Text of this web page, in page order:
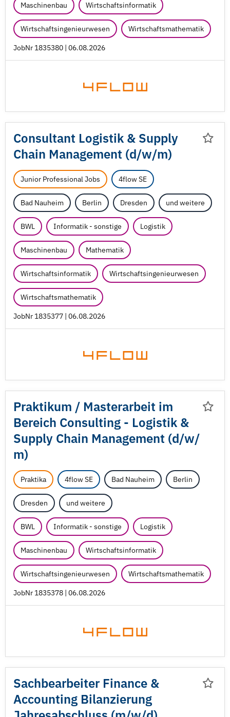
Maschinenbau Wirtschaftsinformatik
Wirtschaftsingenieurwesen Wirtschaftsmathematik
JobNr 1835380 | 06.08.2026
Consultant Logistik & Supply
Chain Management (d/w/m)
Junior Professional Jobs 4flow SE
Bad Nauheim Berlin Dresden und weitere
BWL Informatik - sonstige Logistik
Maschinenbau Mathematik
Wirtschaftsinformatik Wirtschaftsingenieurwesen
Wirtschaftsmathematik
JobNr 1835377 | 06.08.2026
Praktikum / Masterarbeit im
Bereich Consulting - Logistik &
Supply Chain Management (d/w/
m)
Praktika 4flow SE Bad Nauheim Berlin
Dresden und weitere
BWL Informatik - sonstige Logistik
Maschinenbau Wirtschaftsinformatik
Wirtschaftsingenieurwesen Wirtschaftsmathematik
JobNr 1835378 | 06.08.2026
Sachbearbeiter Finance &
Accounting Bilanzierung